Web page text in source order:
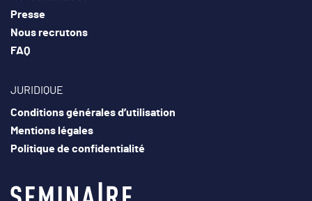
Presse
Nous recrutons
FAQ
JURIDIQUE
Conditions générales d’utilisation
Mentions légales
Politique de confidentialité